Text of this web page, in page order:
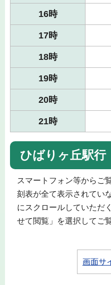
16時
17時
18時
19時
20時
21時
ひばりヶ丘駅行
スマートフォン等からご
刻表が全て表示されてい
にスクロールしていただ
せて閲覧」を選択してご
画面サ